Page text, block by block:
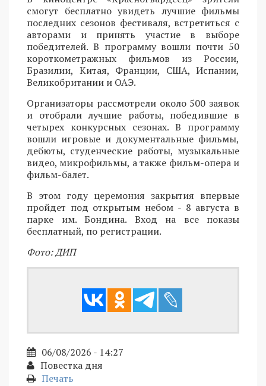
смогут бесплатно увидеть лучшие фильмы
последних сезонов фестиваля, встретиться с
авторами и принять участие в выборе
победителей. В программу вошли почти 50
короткометражных фильмов из России,
Бразилии, Китая, Франции, США, Испании,
Великобритании и ОАЭ.
Организаторы рассмотрели около 500 заявок
и отобрали лучшие работы, победившие в
четырех конкурсных сезонах. В программу
вошли игровые и документальные фильмы,
дебюты, студенческие работы, музыкальные
видео, микрофильмы, а также фильм-опера и
фильм-балет.
В этом году церемония закрытия впервые
пройдет под открытым небом - 8 августа в
парке им. Бондина. Вход на все показы
бесплатный, по регистрации.
Фото: ДИП
06/08/2026 - 14:27
Повестка дня
Печать